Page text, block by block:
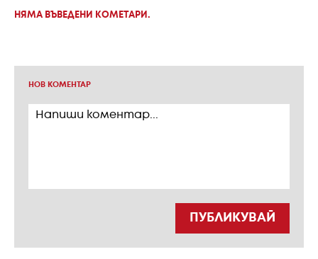
НЯМА ВЪВЕДЕНИ КОМЕТАРИ.
НОВ КОМЕНТАР
ПУБЛИКУВАЙ